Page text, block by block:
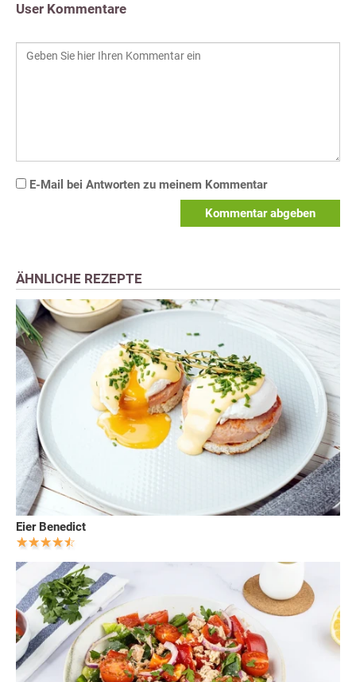
User Kommentare
E-Mail bei Antworten zu meinem Kommentar
Kommentar abgeben
ÄHNLICHE REZEPTE
Eier Benedict